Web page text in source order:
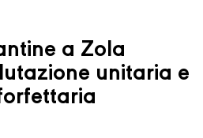
a Zola
unitaria e